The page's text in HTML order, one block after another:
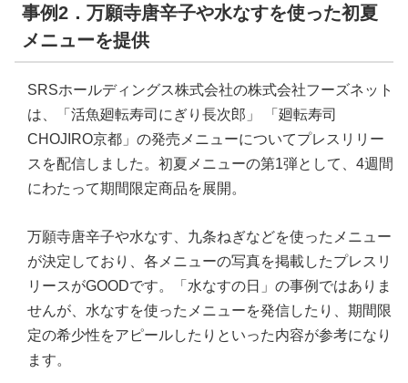
事例2．万願寺唐辛子や水なすを使った初夏
メニューを提供
SRSホールディングス株式会社の株式会社フーズネット
は、「活⿂廻転寿司にぎり⻑次郎」 「廻転寿司
CHOJIRO京都」の発売メニューについてプレスリリー
スを配信しました。初夏メニューの第1弾として、4週間
にわたって期間限定商品を展開。
万願寺唐辛子や水なす、九条ねぎなどを使ったメニュー
が決定しており、各メニューの写真を掲載したプレスリ
リースがGOODです。「水なすの日」の事例ではありま
せんが、水なすを使ったメニューを発信したり、期間限
定の希少性をアピールしたりといった内容が参考になり
ます。